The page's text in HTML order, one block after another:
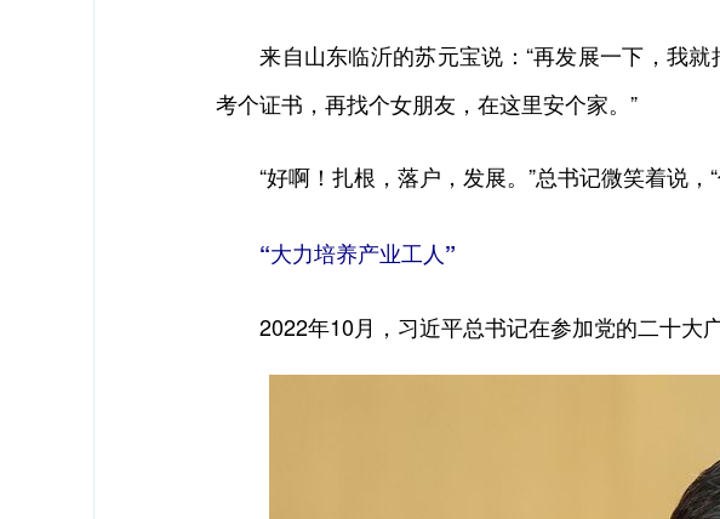
来自山东临沂的苏元宝说：“再发展一下，我就
考个证书，再找个女朋友，在这里安个家。”
“好啊！扎根，落户，发展。”总书记微笑着说，
“大力培养产业工人”
2022年10月，习近平总书记在参加党的二十大广